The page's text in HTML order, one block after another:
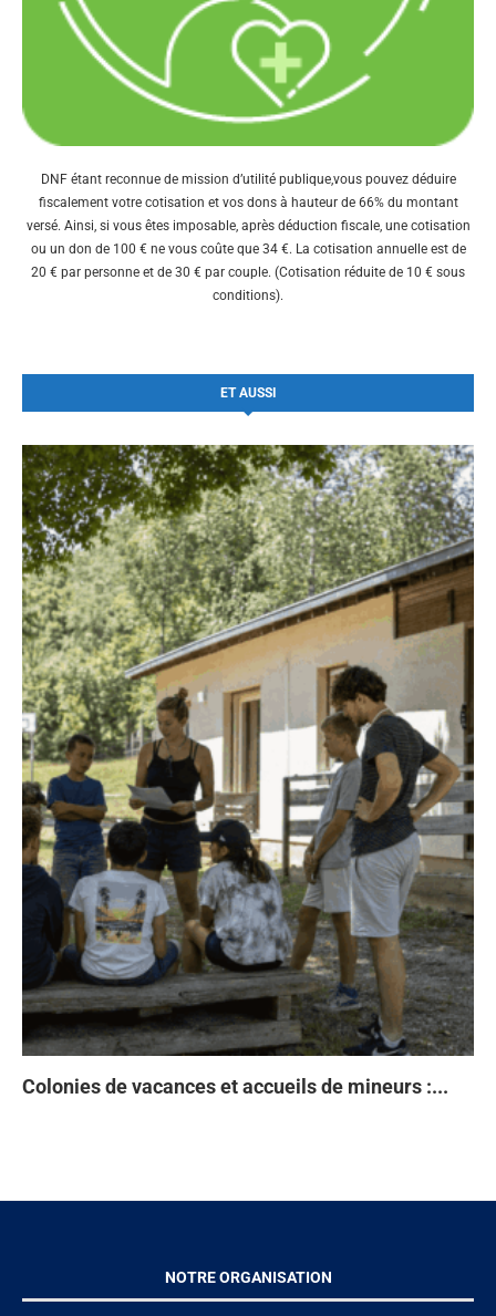
DNF étant reconnue de mission d’utilité publique,vous pouvez déduire
fiscalement votre cotisation et vos dons à hauteur de 66% du montant
versé. Ainsi, si vous êtes imposable, après déduction fiscale, une cotisation
ou un don de 100 € ne vous coûte que 34 €. La cotisation annuelle est de
20 € par personne et de 30 € par couple. (Cotisation réduite de 10 € sous
conditions).
ET AUSSI
Colonies de vacances et accueils de mineurs :...
NOTRE ORGANISATION